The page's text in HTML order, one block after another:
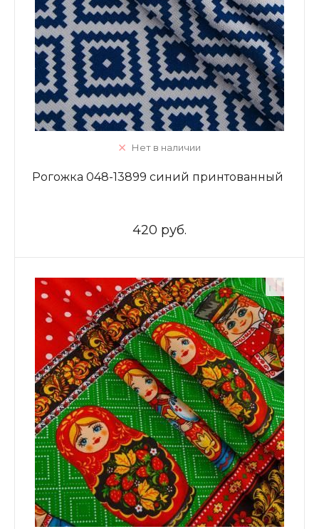
Нет в наличии
Рогожка 048-13899 синий принтованный
420 руб.